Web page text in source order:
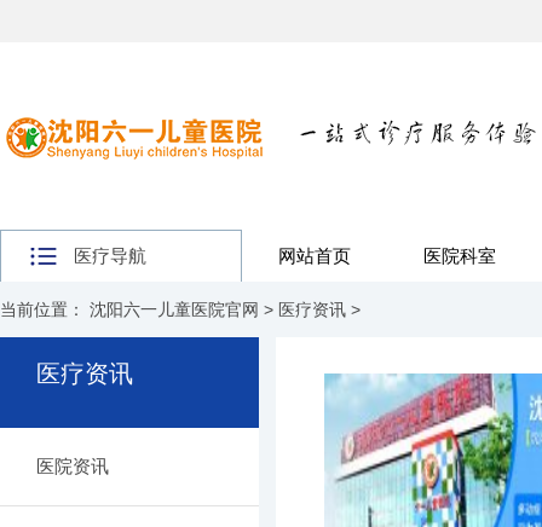
医疗导航 网站首页 医院科室
当前位置： 沈阳六一儿童医院官网 > 医疗资讯 >
医疗资讯
医院资讯